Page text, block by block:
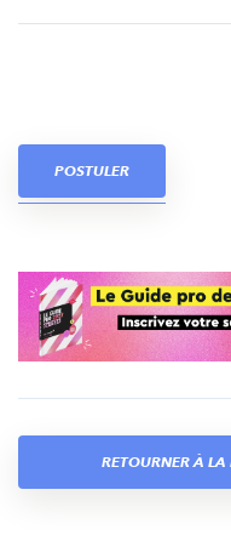
POSTULER
RETOURNER À LA